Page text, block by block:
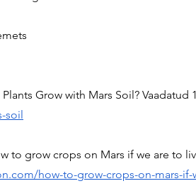
Grow with Mars Soil? Vaadatud
soil
to grow crops on Mars if we are to
how-to-grow-crops-on-mars-if-